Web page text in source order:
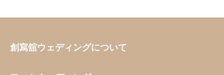
創寫舘ウェディングについて